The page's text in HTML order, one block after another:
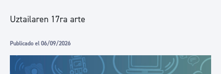
Uztailaren 17ra arte
Publicado el 06/09/2026